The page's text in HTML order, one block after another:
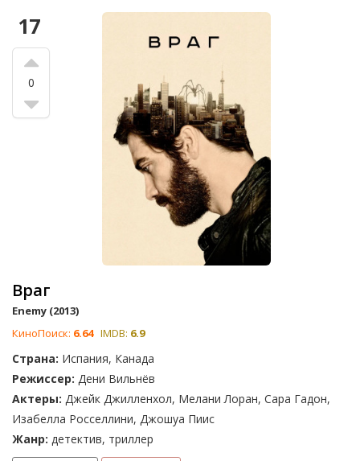
17
0
Враг
Enemy (2013)
КиноПоиск: 6.64 IMDB: 6.9
Страна: Испания, Канада
Режиссер: Дени Вильнёв
Актеры: Джейк Джилленхол, Мелани Лоран, Сара Гадон,
Изабелла Росселлини, Джошуа Пиис
Жанр: детектив, триллер